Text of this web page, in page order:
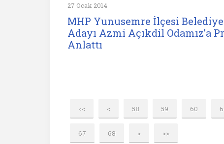
27 Ocak 2014
MHP Yunusemre İlçesi
Adayı Azmi Açıkdil Odamız’a
Anlattı
<< < 58 59 60
67 68 > >>